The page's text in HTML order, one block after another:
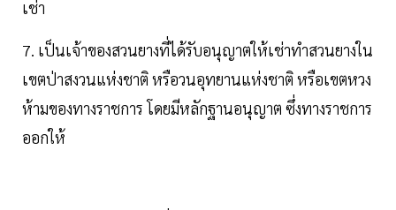
เช่า
7. เป็นเจ้าของสวนยางที่ได้รับอนุญาตให้เช่าทำสวนยางใน
เขตป่าสงวนแห่งชาติ หรือวนอุทยานแห่งชาติ หรือเขตหวง
ห้ามของทางราชการ โดยมีหลักฐานอนุญาต ซึ่งทางราชการ
ออกให้